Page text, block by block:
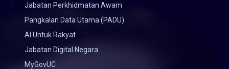
Jabatan Perkhidmatan Awam
Pangkalan Data Utama (PADU)
AI Untuk Rakyat
Jabatan Digital Negara
MyGovUC